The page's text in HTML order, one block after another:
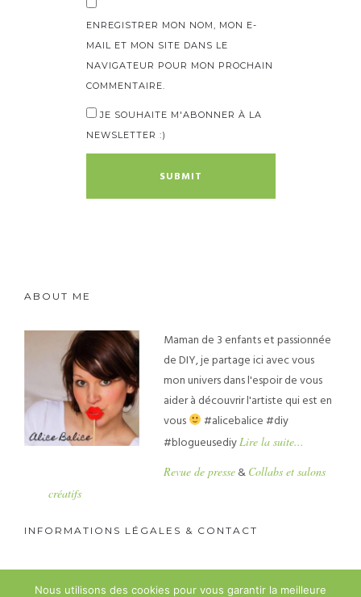
ENREGISTRER MON NOM, MON E-
MAIL ET MON SITE DANS LE
NAVIGATEUR POUR MON PROCHAIN
COMMENTAIRE.
JE SOUHAITE M'ABONNER À LA
NEWSLETTER :)
ABOUT ME
Maman de 3 enfants et passionnée
de DIY, je partage ici avec vous
mon univers dans l'espoir de vous
aider à découvrir l'artiste qui est en
vous
#alicebalice #diy
#blogueusediyLire la suite...
Revue de presse & Collabs et salons
créatifs
INFORMATIONS LÉGALES & CONTACT
Mentions légales
Nous utilisons des cookies pour vous garantir la meilleure